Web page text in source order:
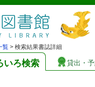
覧 > 検索結果書誌詳細
いろ検索 貸出・